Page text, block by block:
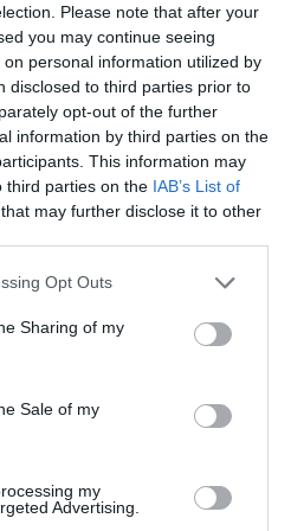
Please note that after your
you may continue seeing
personal information utilized by
disclosed to third parties prior to
opt-out of the further
information by third parties on the
This information may
third parties on the IAB’s List of
that may further disclose it to other
app uses one or more Google
behaviour. You may click to
and its third-party tags to
purposes in below Google
Opt Outs
Sharing of my
Sale of my
my
Advertising.